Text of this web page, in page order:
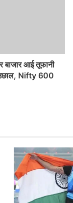
आई तूफानी
Nifty 600